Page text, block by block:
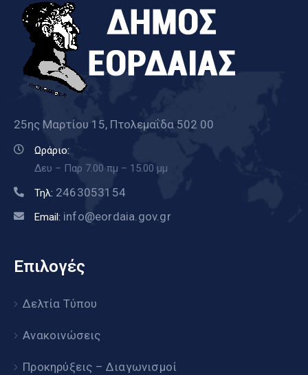
25ης Μαρτίου 15, Πτολεμαΐδα 502 00
Ωράριο:
Δευ – Παρ 7.00 πμ – 15.00 μμ
Τηλ: 2463053154
Email: info@eordaia.gov.gr
Επιλογές
Δελτία Τύπου
Ανακοινώσεις
Προκηρύξεις – Διαγωνισμοί